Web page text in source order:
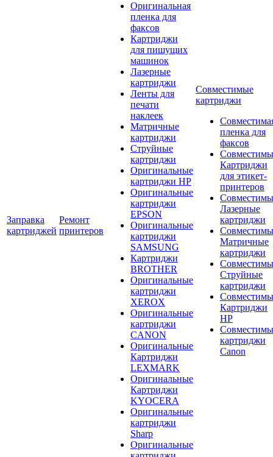
Заправка
картриджей
Ремонт
принтеров
Оригинальная
пленка для
факсов
Картриджи
для пишущих
машинок
Лазерные
картриджи
Ленты для
печати
наклеек
Матричные
картриджи
Струйные
картриджи
Оригинальные
картриджи HP
Оригинальные
картриджи
EPSON
Оригинальные
картриджи
SAMSUNG
Картриджи
BROTHER
Оригинальные
картриджи
XEROX
Оригинальные
картриджи
CANON
Оригинальные
Картриджи
LEXMARK
Оригинальные
Картриджи
KYOCERA
Оригинальные
картриджи
Sharp
Оригинальные
Совместимые
картриджи
пленка для
факсов
Картриджи
для этикет-
принтеров
Лазерные
картриджи
Матричные
картриджи
Струйные
картриджи
Картриджи
HP
картриджи
Canon